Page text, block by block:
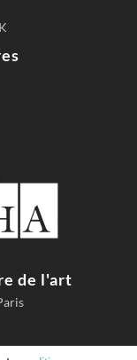
de l'art